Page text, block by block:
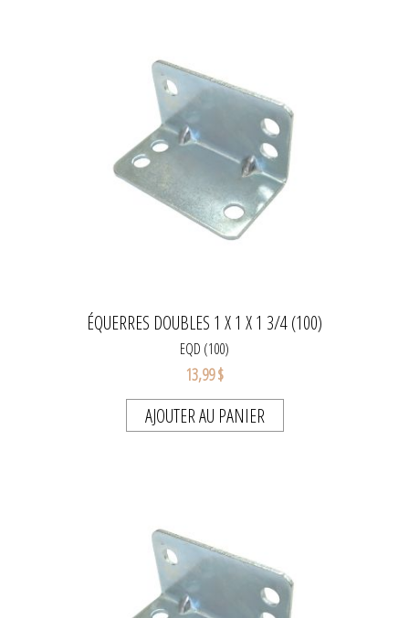
ÉQUERRES DOUBLES 1 X 1 X 1 3/4 (100)
EQD (100)
13,99 $
AJOUTER AU PANIER